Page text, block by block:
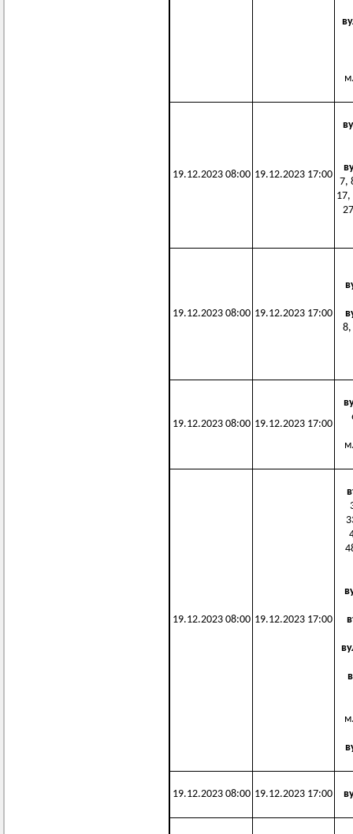
19.12.2023 08:00 19.12.2023 17:00
7,
17,
19.12.2023 08:00 19.12.2023 17:00
8,
19.12.2023 08:00 19.12.2023 17:00
19.12.2023 08:00 19.12.2023 17:00
19.12.2023 08:00 19.12.2023 17:00